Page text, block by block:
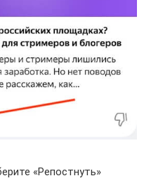
«Репостнуть»